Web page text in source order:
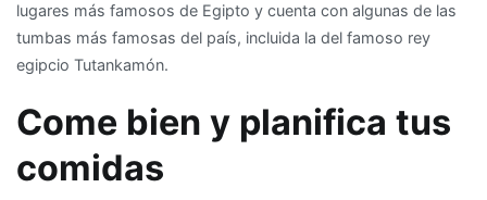
lugares más famosos de Egipto y cuenta con algunas de las
tumbas más famosas del país, incluida la del famoso rey
egipcio Tutankamón.
Come bien y planifica tus
comidas